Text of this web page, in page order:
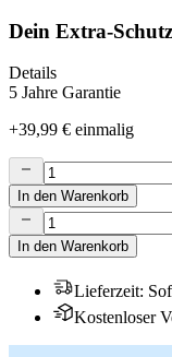
Dein Extra-Schutz
Details
5 Jahre Garantie
+39,99 € einmalig
In den Warenkorb
In den Warenkorb
Lieferzeit:
Kostenloser